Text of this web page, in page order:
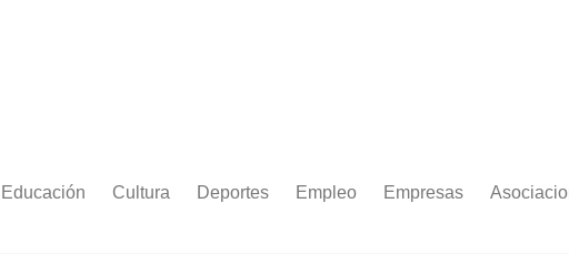
Educación Cultura Deportes Empleo Empresas